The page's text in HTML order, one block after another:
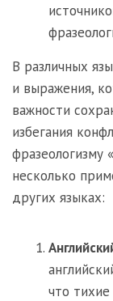
В различных
и выражения,
важности
избегания
фразеологизму
несколько
других языках:
что